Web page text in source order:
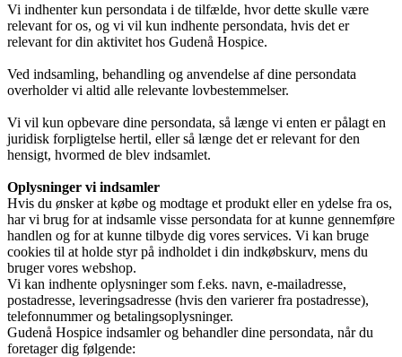
Sekretær
Læger
Hospicefilosofi og palliation
Vedtægter
Vi indhenter kun persondata i de tilfælde, hvor dette skulle være
relevant for os, og vi vil kun indhente persondata, hvis det er
relevant for din aktivitet hos Gudenå Hospice.
Ved indsamling, behandling og anvendelse af dine persondata
overholder vi altid alle relevante lovbestemmelser.
Vi vil kun opbevare dine persondata, så længe vi enten er pålagt en
juridisk forpligtelse hertil, eller så længe det er relevant for den
hensigt, hvormed de blev indsamlet.
Oplysninger vi indsamler
Hvis du ønsker at købe og modtage et produkt eller en ydelse fra os,
har vi brug for at indsamle visse persondata for at kunne gennemføre
handlen og for at kunne tilbyde dig vores services. Vi kan bruge
cookies til at holde styr på indholdet i din indkøbskurv, mens du
bruger vores webshop.
Vi kan indhente oplysninger som f.eks. navn, e-mailadresse,
postadresse, leveringsadresse (hvis den varierer fra postadresse),
telefonnummer og betalingsoplysninger.
Gudenå Hospice indsamler og behandler dine persondata, når du
foretager dig følgende: